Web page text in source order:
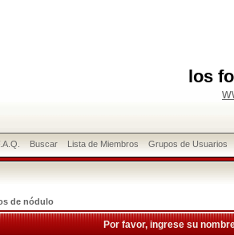
los
Buscar Lista de Miembros Grupos de Usuarios
de nódulo
Por favor, ingrese su